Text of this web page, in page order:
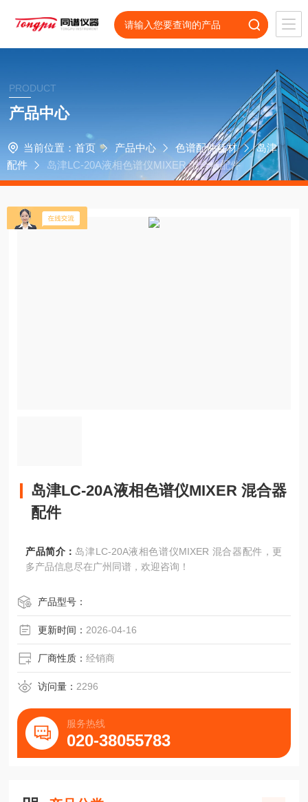
PRODUCT
产品中心
当前位置： 首页 产品中心 色谱配件耗材
岛津
配件
岛津LC-20A液相色谱仪MIXER 混合器配件
岛津LC-20A液相色谱仪MIXER 混合器
配件
产品简介： 岛津LC-20A液相色谱仪MIXER 混合器配件，更
多产品信息尽在广州同谱，欢迎咨询！
产品型号：
更新时间： 2026-04-16
厂商性质：经销商
访问量： 2296
服务热线
020-38055783